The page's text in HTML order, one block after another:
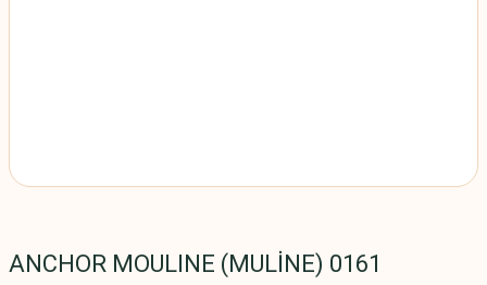
ANCHOR MOULINE (MULİNE) 0161